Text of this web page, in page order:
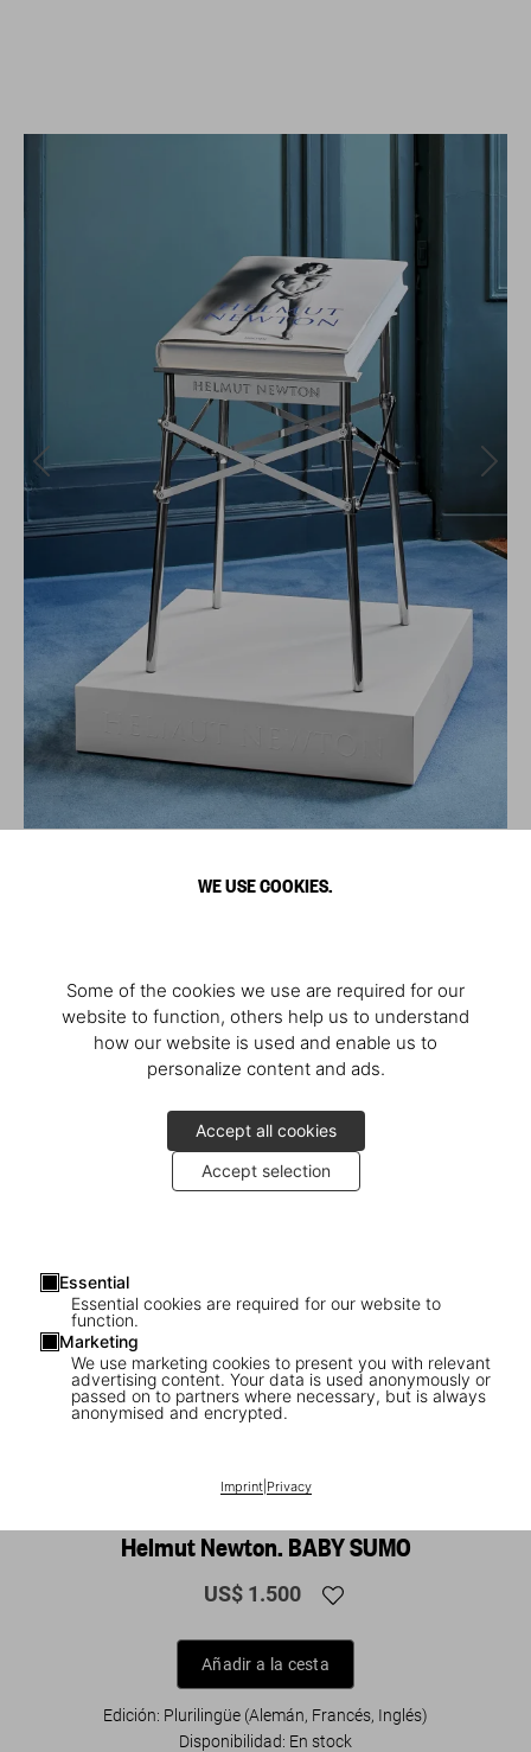
WE USE COOKIES.
Some of the cookies we use are required for our
website to function, others help us to understand
how our website is used and enable us to
personalize content and ads.
Accept all cookies
Accept selection
Essential
Essential cookies are required for our website to
function.
Marketing
We use marketing cookies to present you with relevant
advertising content. Your data is used anonymously or
passed on to partners where necessary, but is always
anonymised and encrypted.
Imprint| Privacy
Helmut Newton. BABY SUMO
US$ 1.500
Añadir a la cesta
Edición: Plurilingüe (Alemán, Francés, Inglés)
Disponibilidad: En stock